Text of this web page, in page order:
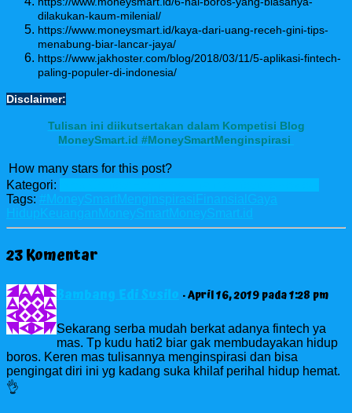
dilakukan-kaum-milenial/
https://www.moneysmart.id/kaya-dari-uang-receh-gini-tips-
menabung-biar-lancar-jaya/
https://www.jakhoster.com/blog/2018/03/11/5-aplikasi-fintech-
paling-populer-di-indonesia/
Disclaimer:
Tulisan ini diikutsertakan dalam Kompetisi Blog
MoneySmart.id #MoneySmartMenginspirasi
How many stars for this post?
Kategori:
Tags: #MoneySmartMenginspirasi Finansial Gaya
Hidup Keuangan MoneySmartMoneySmart.id
23 Komentar
Bambang Edi Susilo · April 16, 2019 pada 1:28 pm
Sekarang serba mudah berkat adanya fintech ya
mas. Tp kudu hati2 biar gak membudayakan hidup
boros. Keren mas tulisannya menginspirasi dan bisa
pengingat diri ini yg kadang suka khilaf perihal hidup hemat.
👌